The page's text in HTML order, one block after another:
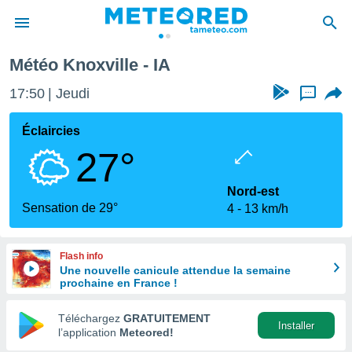
de
en
Météo Knoxville - IA
17:50 Jeudi ...
Éclaircies
27°
Sensation de 29°
Nord-est
4
13 km/h
Flash info
Une nouvelle canicule attendue la semaine
prochaine en France !
Téléchargez GRATUITEMENT
l’application Meteored!
Installer